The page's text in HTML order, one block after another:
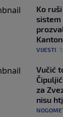
Ko
sistem
VIJESTI|
Vučić
za
nisu